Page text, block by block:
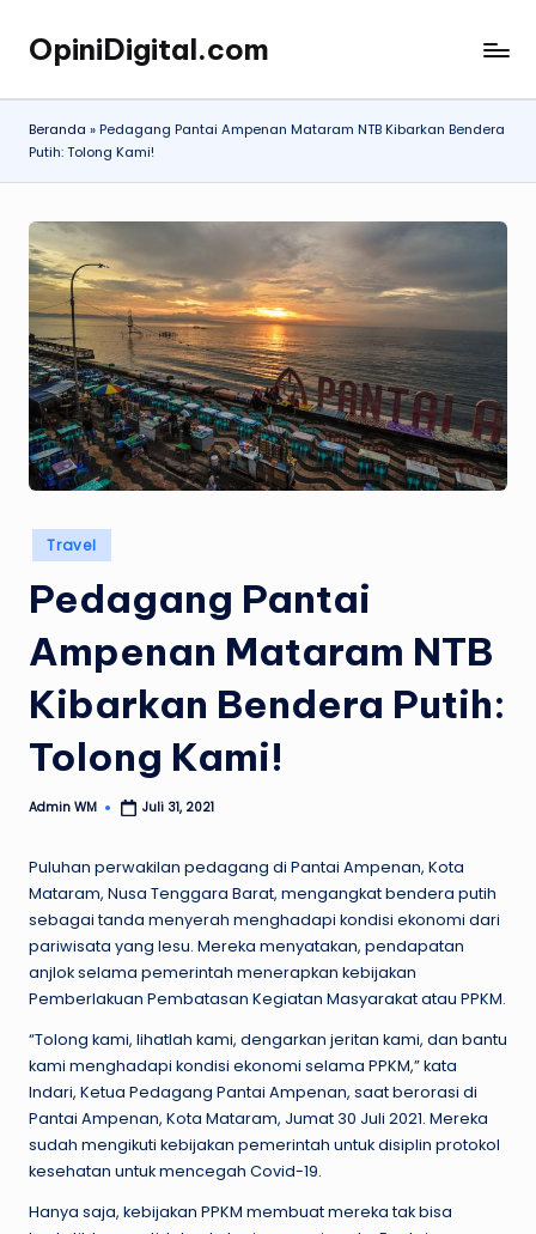
Skip
content
OpiniDigital.com
Opini
Digital
Terupdate
Beranda »Pedagang Pantai Ampenan Mataram NTB Kibarkan Bendera
Putih: Tolong Kami!
Posted
in
Travel
Pedagang Pantai
Ampenan Mataram NTB
Kibarkan Bendera Putih:
Tolong Kami!
Posted
Admin WM Juli 31, 2021
Puluhan perwakilan pedagang di Pantai Ampenan, Kota
Mataram, Nusa Tenggara Barat, mengangkat bendera putih
sebagai tanda menyerah menghadapi kondisi ekonomi dari
pariwisata yang lesu. Mereka menyatakan, pendapatan
anjlok selama pemerintah menerapkan kebijakan
Pemberlakuan Pembatasan Kegiatan Masyarakat atau PPKM.
“Tolong kami, lihatlah kami, dengarkan jeritan kami, dan bantu
kami menghadapi kondisi ekonomi selama PPKM,” kata
Indari, Ketua Pedagang Pantai Ampenan, saat berorasi di
Pantai Ampenan, Kota Mataram, Jumat 30 Juli 2021. Mereka
sudah mengikuti kebijakan pemerintah untuk disiplin protokol
kesehatan untuk mencegah Covid-19.
Hanya saja, kebijakan PPKM membuat mereka tak bisa